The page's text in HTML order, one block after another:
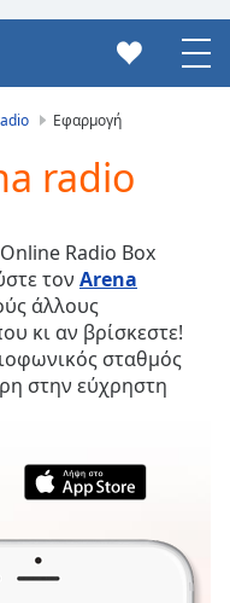
Εφαρμογή
radio
Radio Box
τον Arena
άλλους
κι αν βρίσκεστε!
σταθμός
στην εύχρηστη